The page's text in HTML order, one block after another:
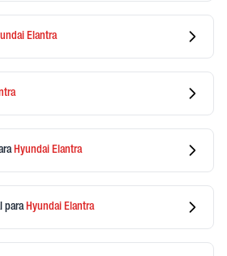
Elantra
Hyundai Elantra
para Hyundai Elantra